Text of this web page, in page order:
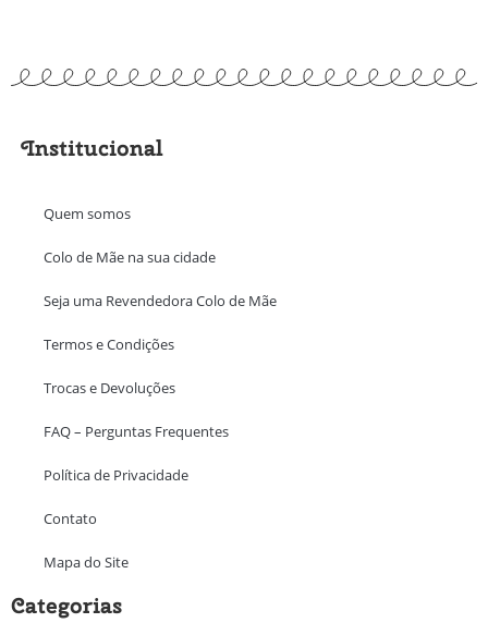
Institucional
Quem somos
Colo de Mãe na sua cidade
Seja uma Revendedora Colo de Mãe
Termos e Condições
Trocas e Devoluções
FAQ – Perguntas Frequentes
Política de Privacidade
Contato
Mapa do Site
Categorias